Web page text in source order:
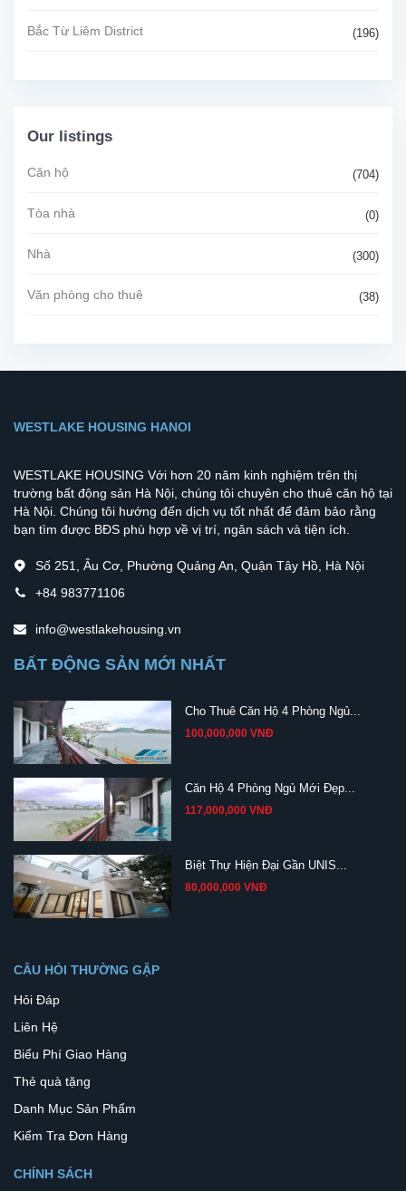
Bắc Từ Liêm District (196)
Our listings
Căn hộ (704)
Tòa nhà (0)
Nhà (300)
Văn phòng cho thuê (38)
WESTLAKE HOUSING HANOI
WESTLAKE HOUSING Với hơn 20 năm kinh nghiệm trên thị
trường bất động sản Hà Nội, chúng tôi chuyên cho thuê căn hộ tại
Hà Nội. Chúng tôi hướng đến dịch vụ tốt nhất để đảm bảo rằng
bạn tìm được BĐS phù hợp về vị trí, ngân sách và tiện ích.
Số 251, Âu Cơ, Phường Quảng An, Quận Tây Hồ, Hà Nội
+84 983771106
info@westlakehousing.vn
BẤT ĐỘNG SẢN MỚI NHẤT
Cho Thuê Căn Hộ 4 Phòng Ngủ...
100,000,000 VNĐ
Căn Hộ 4 Phòng Ngủ Mới Đẹp...
117,000,000 VNĐ
Biệt Thự Hiện Đại Gần UNIS...
80,000,000 VNĐ
CÂU HỎI THƯỜNG GẶP
Hỏi Đáp
Liên Hệ
Biểu Phí Giao Hàng
Thẻ quà tặng
Danh Mục Sản Phẩm
Kiểm Tra Đơn Hàng
CHÍNH SÁCH